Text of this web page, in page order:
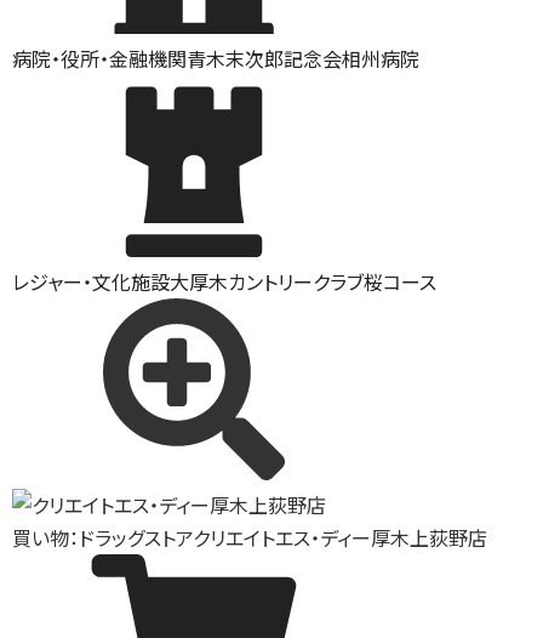
病院・役所・金融機関青木末次郎記念会相州病院
レジャー・文化施設大厚木カントリークラブ桜コース
買い物：ドラッグストアクリエイトエス・ディー厚木上荻野店